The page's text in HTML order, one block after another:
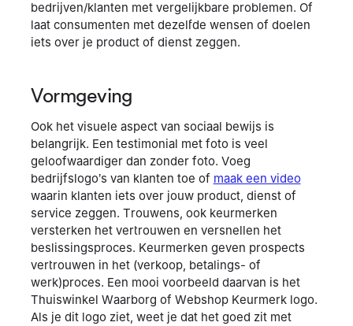
bedrijven/klanten met vergelijkbare problemen. Of
laat consumenten met dezelfde wensen of doelen
iets over je product of dienst zeggen.
Vormgeving
Ook het visuele aspect van sociaal bewijs is
belangrijk. Een testimonial met foto is veel
geloofwaardiger dan zonder foto. Voeg
bedrijfslogo’s van klanten toe of maak een video
waarin klanten iets over jouw product, dienst of
service zeggen. Trouwens, ook keurmerken
versterken het vertrouwen en versnellen het
beslissingsproces. Keurmerken geven prospects
vertrouwen in het (verkoop, betalings- of
werk)proces. Een mooi voorbeeld daarvan is het
Thuiswinkel Waarborg of Webshop Keurmerk logo.
Als je dit logo ziet, weet je dat het goed zit met